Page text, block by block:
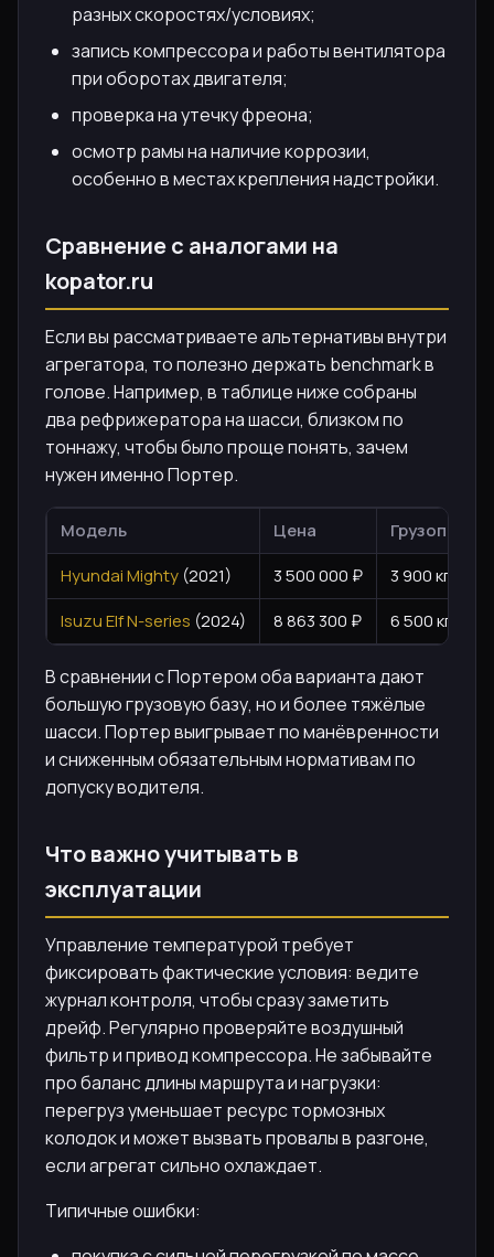
разных скоростях/условиях;
запись компрессора и работы вентилятора
при оборотах двигателя;
проверка на утечку фреона;
осмотр рамы на наличие коррозии,
особенно в местах крепления надстройки.
Сравнение с аналогами на
kopator.ru
Если вы рассматриваете альтернативы внутри
агрегатора, то полезно держать benchmark в
голове. Например, в таблице ниже собраны
два рефрижератора на шасси, близком по
тоннажу, чтобы было проще понять, зачем
нужен именно Портер.
Модель Цена
Hyundai Mighty (2021) 3 500 000 ₽
3 900 кг
Isuzu Elf N-series (2024) 8 863 300 ₽ 6 500 кг
В сравнении с Портером оба варианта дают
большую грузовую базу, но и более тяжёлые
шасси. Портер выигрывает по манёвренности
и сниженным обязательным нормативам по
допуску водителя.
Что важно учитывать в
эксплуатации
Управление температурой требует
фиксировать фактические условия: ведите
журнал контроля, чтобы сразу заметить
дрейф. Регулярно проверяйте воздушный
фильтр и привод компрессора. Не забывайте
про баланс длины маршрута и нагрузки:
перегруз уменьшает ресурс тормозных
колодок и может вызвать провалы в разгоне,
если агрегат сильно охлаждает.
Типичные ошибки: